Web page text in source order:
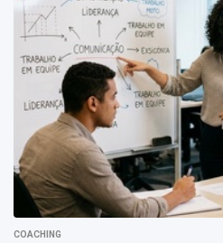
COACHING